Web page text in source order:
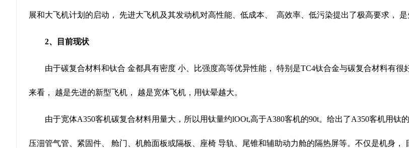
展和大飞机计划的启动， 先进大飞机及其发动机对高性能、低成本、 高效率、低污染提出了极高要求，
2、目前现状
由于碳复合材料和钛合 金都具有密度 小、比强度高等优异性能， 特别是TC4钛合金与碳复合材料有
来看， 越是先进的新型飞机， 越是宽体飞机，用钛晕越大。
由于宽体A350客机碳复合材料用量大，所以用钛量约lOOt,高于A380客机的90t。给出了A350客机用
压沺管气管、紧固件、 舱门、机舱面板或隔板、座椅 导轨、尾锥和辅助动力舱的隔热屏等。不仅是机身